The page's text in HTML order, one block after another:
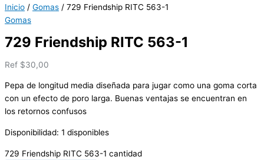
Inicio / Gomas / 729 Friendship RITC 563-1
Gomas
729 Friendship RITC 563-1
Ref $30,00
Pepa de longitud media diseñada para jugar como una goma corta
con un efecto de poro larga. Buenas ventajas se encuentran en
los retornos confusos
Disponibilidad: 1 disponibles
729 Friendship RITC 563-1 cantidad